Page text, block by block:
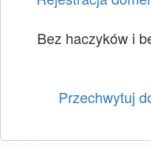
Bez haczyków i
Przechwytuj